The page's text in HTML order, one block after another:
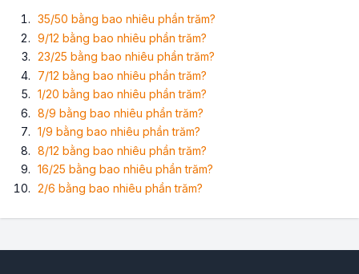
35/50 bằng bao nhiêu phần trăm?
9/12 bằng bao nhiêu phần trăm?
23/25 bằng bao nhiêu phần trăm?
7/12 bằng bao nhiêu phần trăm?
1/20 bằng bao nhiêu phần trăm?
8/9 bằng bao nhiêu phần trăm?
1/9 bằng bao nhiêu phần trăm?
8/12 bằng bao nhiêu phần trăm?
16/25 bằng bao nhiêu phần trăm?
2/6 bằng bao nhiêu phần trăm?